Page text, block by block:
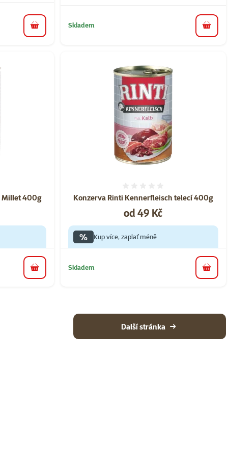
do košíku Skladem do
Millet 400g
do košíku
Konzerva Rinti Kennerfleisch telecí 400g
Cena
od 49 Kč
% Kup více, zaplať méně
Skladem do
Další stránka